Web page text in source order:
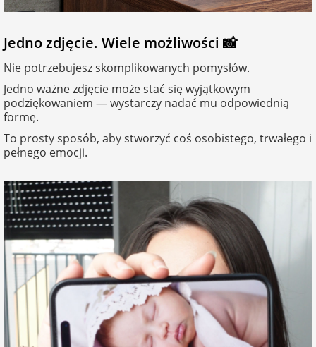
personalizowane
Torby
personalizowane
Poduszki ze
zdjęciem
Fotografie
Naklejki i
naprasowanki
imienne
Bombki ze
zdjęciem
Fotoksiążki
na 40 urodziny
na 50 urodziny
na wesele
na rocznicę
ślubu
na rozpoczęcie
szkoły
na zakończenie
szkoły
na pamiątkę z
wakacji
dla miłośników
kotów
dla miłośników
psów
dla brata
dla siostry
dla chłopaka
dla dziewczyny
Jedno zdjęcie. Wiele możliwości 📸
Nie potrzebujesz skomplikowanych pomysłów.
Jedno ważne zdjęcie może stać się wyjątkowym
podziękowaniem — wystarczy nadać mu odpowiednią
formę.
To prosty sposób, aby stworzyć coś osobistego, trwałego i
pełnego emocji.